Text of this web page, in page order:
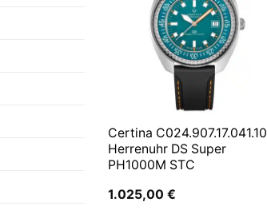
Certina C024.907.17.041.10
Herrenuhr DS Super
PH1000M STC
1.025,00€